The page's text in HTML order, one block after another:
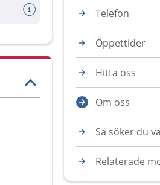
Telefon
Öppettider
Hitta oss
Om oss
Så söker du
Relaterade